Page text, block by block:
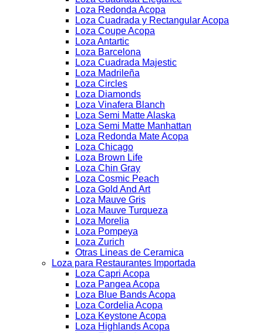
Loza Redonda Acopa
Loza Cuadrada y Rectangular Acopa
Loza Coupe Acopa
Loza Antartic
Loza Barcelona
Loza Cuadrada Majestic
Loza Madrileña
Loza Circles
Loza Diamonds
Loza Vinafera Blanch
Loza Semi Matte Alaska
Loza Semi Matte Manhattan
Loza Redonda Mate Acopa
Loza Chicago
Loza Brown Life
Loza Chin Gray
Loza Cosmic Peach
Loza Gold And Art
Loza Mauve Gris
Loza Mauve Turqueza
Loza Morelia
Loza Pompeya
Loza Zurich
Otras Lineas de Ceramica
Loza para Restaurantes Importada
Loza Capri Acopa
Loza Pangea Acopa
Loza Blue Bands Acopa
Loza Cordelia Acopa
Loza Keystone Acopa
Loza Highlands Acopa